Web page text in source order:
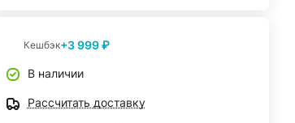
Кешбэк+3 999 ₽
В наличии
Рассчитать доставку